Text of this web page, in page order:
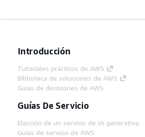
Introducción
Tutoriales prácticos de AWS
Biblioteca de soluciones de AWS
Guías de decisiones de AWS
Guías De Servicio
Elección de un servicio de IA generativa
Guías de servicio de AWS